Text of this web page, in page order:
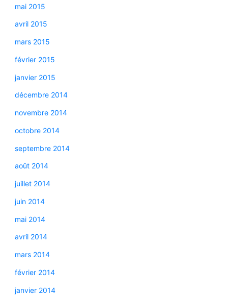
mai 2015
avril 2015
mars 2015
février 2015
janvier 2015
décembre 2014
novembre 2014
octobre 2014
septembre 2014
août 2014
juillet 2014
juin 2014
mai 2014
avril 2014
mars 2014
février 2014
janvier 2014